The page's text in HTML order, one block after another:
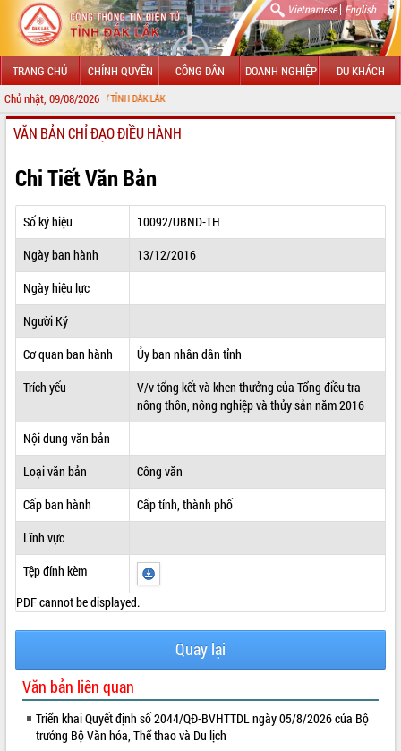
Vietnamese| English
TRANG CHỦ CHÍNH QUYỀN CÔNG DÂN DOANH NGHIỆP DU KHÁCH
Chủ nhật, 09/08/2026
TIN ĐIỆN TỬ TỈNH ĐẮK LẮK
GIỚI THIỆU
LÃNH ĐẠO UBND TỈNH
TIN TỨC SỰ KIỆN
SỞ, BAN, NGÀNH
THÔNG TIN CHỈ ĐẠO ĐIỀU HÀNH
HỆ THỐNG VĂN BẢN
VĂN BẢN HĐND TỈNH
ĐIỂM TIN VĂN BẢN
VĂN BẢN CHỈ ĐẠO ĐIỀU HÀNH
Chi Tiết Văn Bản
Số ký hiệu
10092/UBND-TH
Ngày ban hành
13/12/2016
Ngày hiệu lực
Người Ký
Cơ quan ban hành
Ủy ban nhân dân tỉnh
Trích yếu
V/v tổng kết và khen thưởng của Tổng điều tra
nông thôn, nông nghiệp và thủy sản năm 2016
Nội dung văn bản
Loại văn bản
Công văn
Cấp ban hành
Cấp tỉnh, thành phố
Lĩnh vực
Tệp đính kèm
PDF cannot be displayed.
Quay lại
Văn bản liên quan
Triển khai Quyết định số 2044/QĐ-BVHTTDL ngày 05/8/2026 của Bộ
trưởng Bộ Văn hóa, Thể thao và Du lịch